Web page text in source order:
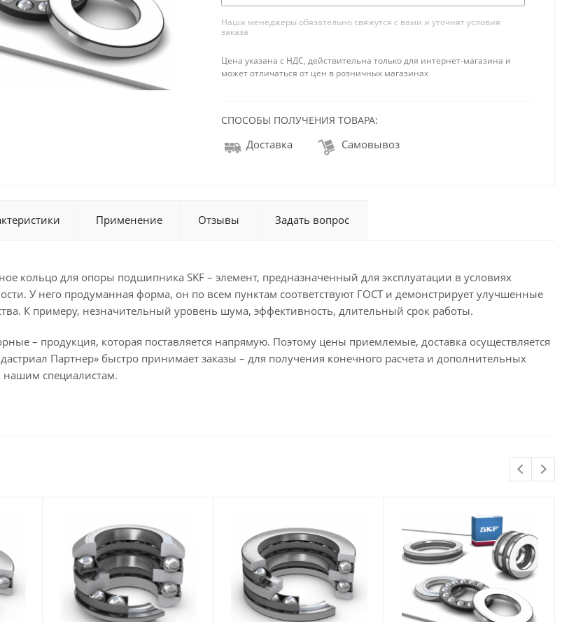
Наши менеджеры обязательно свяжутся с вами и уточнят условия
заказа
Цена указана с НДС, действительна только для интернет-магазина и
может отличаться от цен в розничных магазинах
СПОСОБЫ ПОЛУЧЕНИЯ ТОВАРА:
Доставка Самовывоз
Применение Отзывы Задать вопрос
кольцо для опоры подшипника SKF – элемент, предназначенный для эксплуатации в условиях
У него продуманная форма, он по всем пунктам соответствуют ГОСТ и демонстрирует улучшенные
К примеру, незначительный уровень шума, эффективность, длительный срок работы.
– продукция, которая поставляется напрямую. Поэтому цены приемлемые, доставка осуществляется
Партнер» быстро принимает заказы – для получения конечного расчета и дополнительных
нашим специалистам.